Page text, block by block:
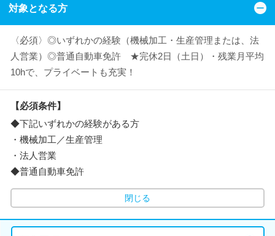
対象となる方
〈必須〉◎いずれかの経験（機械加工・生産管理または、法
人営業）◎普通自動車免許 ★完休2日（土日）・残業月平均
10hで、プライベートも充実！
【必須条件】
◆下記いずれかの経験がある方
・機械加工／生産管理
・法人営業
◆普通自動車免許
閉じる